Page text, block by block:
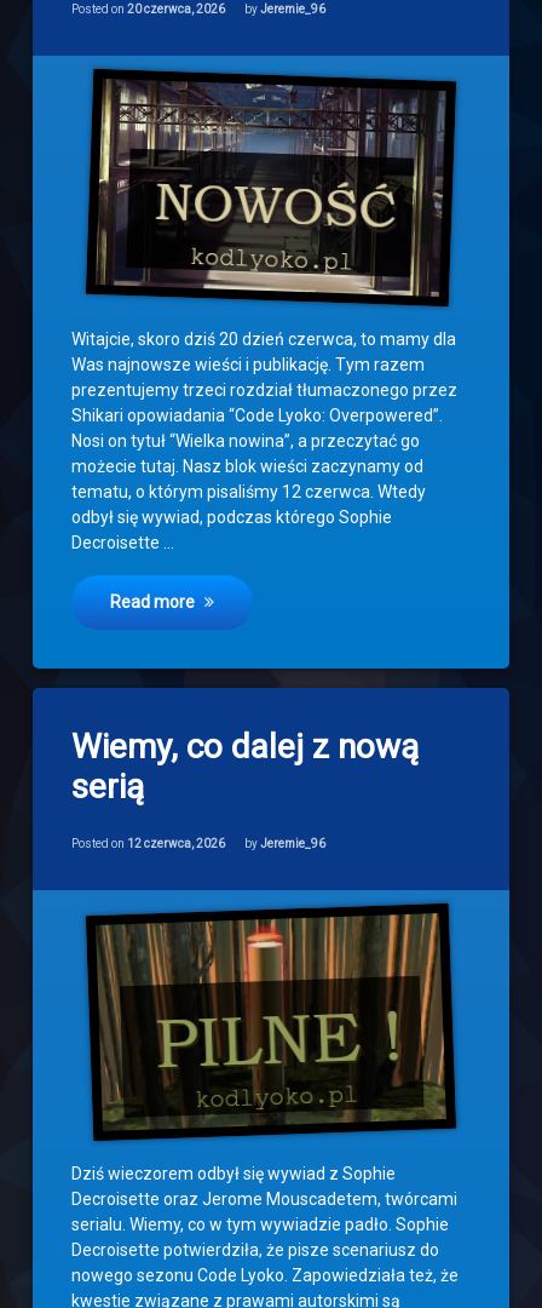
Posted on20 czerwca, 2026 byJeremie_96
Witajcie, skoro dziś 20 dzień czerwca, to mamy dla
Was najnowsze wieści i publikację. Tym razem
prezentujemy trzeci rozdział tłumaczonego przez
Shikari opowiadania “Code Lyoko: Overpowered”.
Nosi on tytuł “Wielka nowina”, a przeczytać go
możecie tutaj. Nasz blok wieści zaczynamy od
tematu, o którym pisaliśmy 12 czerwca. Wtedy
odbył się wywiad, podczas którego Sophie
Decroisette …
Read more
Lyoko
czerwca
2026
Wiemy, co dalej z nową
serią
Posted on 12 czerwca, 2026 byJeremie_96
Dziś wieczorem odbył się wywiad z Sophie
Decroisette oraz Jerome Mouscadetem, twórcami
serialu. Wiemy, co w tym wywiadzie padło. Sophie
Decroisette potwierdziła, że pisze scenariusz do
nowego sezonu Code Lyoko. Zapowiedziała też, że
kwestie związane z prawami autorskimi są
komentarzy
do
Wiemy,
co
z
serią